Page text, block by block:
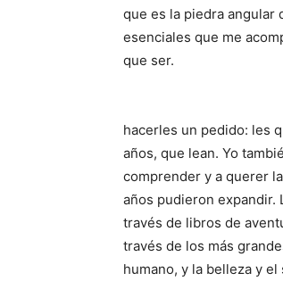
que es la piedra angular
esenciales que me
que ser.
hacerles un pedido: les
años, que lean. Yo
comprender y a querer
años pudieron expandir.
través de libros de
través de los más
humano, y la belleza y